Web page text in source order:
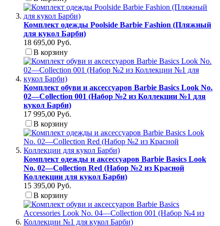
Комплект одежды Poolside Barbie Fashion (Пляжный
для кукол Барби)
18 695,00 Руб.
В корзину
Комплект обуви и аксессуаров Barbie Basics Look No.
02—Collection 001 (Набор №2 из Коллекции №1 для
кукол Барби)
17 995,00 Руб.
В корзину
Комплект одежды и аксессуаров Barbie Basics Look
No. 02—Collection Red (Набор №2 из Красной
Коллекции для кукол Барби)
15 395,00 Руб.
В корзину